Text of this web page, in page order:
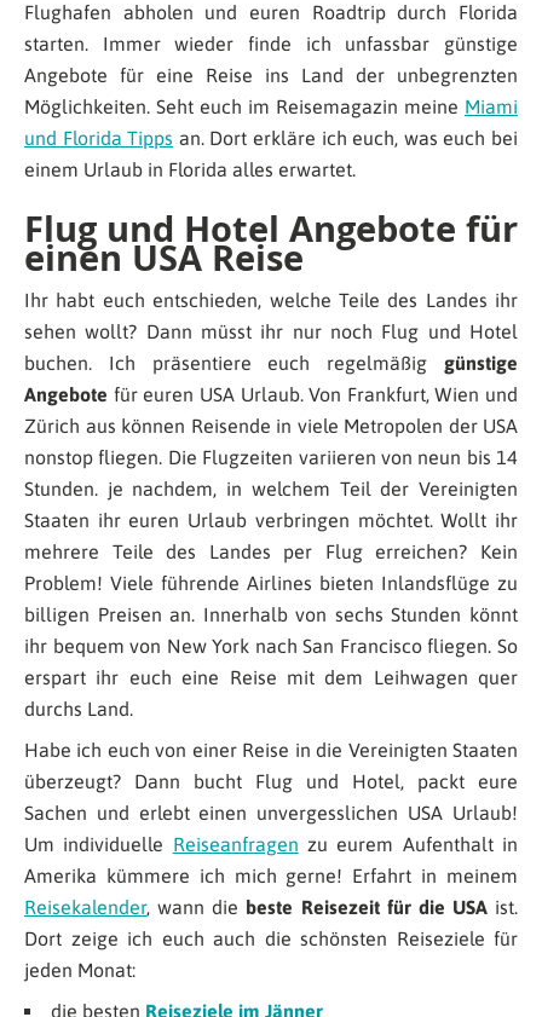
Flughafen abholen und euren Roadtrip durch Florida
starten. Immer wieder finde ich unfassbar günstige
Angebote für eine Reise ins Land der unbegrenzten
Möglichkeiten. Seht euch im Reisemagazin meine Miami
und Florida Tipps an. Dort erkläre ich euch, was euch bei
einem Urlaub in Florida alles erwartet.
Flug und Hotel Angebote für
einen USA Reise
Ihr habt euch entschieden, welche Teile des Landes ihr
sehen wollt? Dann müsst ihr nur noch Flug und Hotel
buchen. Ich präsentiere euch regelmäßig günstige
Angebote für euren USA Urlaub.Von Frankfurt, Wien und
Zürich aus können Reisende in viele Metropolen der USA
nonstop fliegen. Die Flugzeiten variieren von neun bis 14
Stunden. je nachdem, in welchem Teil der Vereinigten
Staaten ihr euren Urlaub verbringen möchtet. Wollt ihr
mehrere Teile des Landes per Flug erreichen? Kein
Problem! Viele führende Airlines bieten Inlandsflüge zu
billigen Preisen an. Innerhalb von sechs Stunden könnt
ihr bequem von New York nach San Francisco fliegen. So
erspart ihr euch eine Reise mit dem Leihwagen quer
durchs Land.
Habe ich euch von einer Reise in die Vereinigten Staaten
überzeugt? Dann bucht Flug und Hotel, packt eure
Sachen und erlebt einen unvergesslichen USA Urlaub!
Um individuelle Reiseanfragen zu eurem Aufenthalt in
Amerika kümmere ich mich gerne! Erfahrt in meinem
Reisekalender, wann die beste Reisezeit für die USAist.
Dort zeige ich euch auch die schönsten Reiseziele für
jeden Monat:
die besten Reiseziele im Jänner